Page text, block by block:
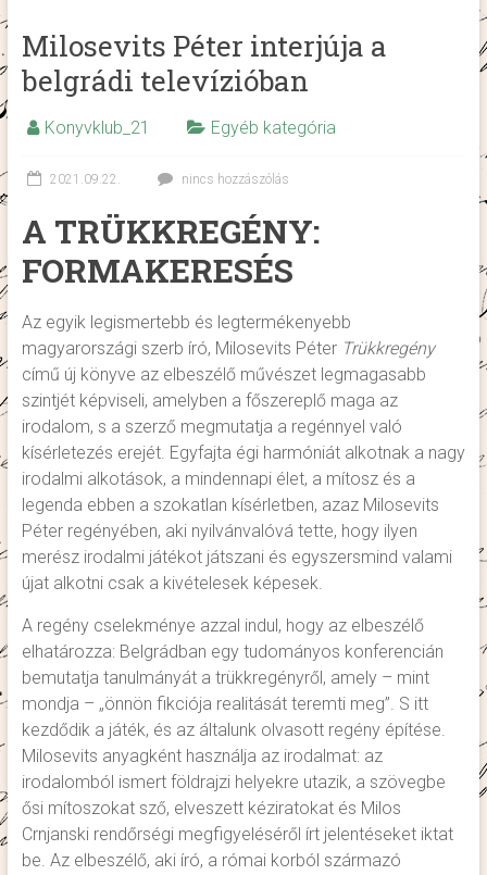
Milosevits Péter interjúja a
belgrádi televízióban
Konyvklub_21 Egyéb kategória
2021.09.22. nincs hozzászólás
A TRÜKKREGÉNY:
FORMAKERESÉS
Az egyik legismertebb és legtermékenyebb
magyarországi szerb író, Milosevits Péter Trükkregény
című új könyve az elbeszélő művészet legmagasabb
szintjét képviseli, amelyben a főszereplő maga az
irodalom, s a szerző megmutatja a regénnyel való
kísérletezés erejét. Egyfajta égi harmóniát alkotnak a nagy
irodalmi alkotások, a mindennapi élet, a mítosz és a
legenda ebben a szokatlan kísérletben, azaz Milosevits
Péter regényében, aki nyilvánvalóvá tette, hogy ilyen
merész irodalmi játékot játszani és egyszersmind valami
újat alkotni csak a kivételesek képesek.
A regény cselekménye azzal indul, hogy az elbeszélő
elhatározza: Belgrádban egy tudományos konferencián
bemutatja tanulmányát a trükkregényről, amely – mint
mondja – „önnön fikciója realitását teremti meg”. S itt
kezdődik a játék, és az általunk olvasott regény építése.
Milosevits anyagként használja az irodalmat: az
irodalomból ismert földrajzi helyekre utazik, a szövegbe
ősi mítoszokat sző, elveszett kéziratokat és Milos
Crnjanski rendőrségi megfigyeléséről írt jelentéseket iktat
be. Az elbeszélő, aki író, a római korból származó